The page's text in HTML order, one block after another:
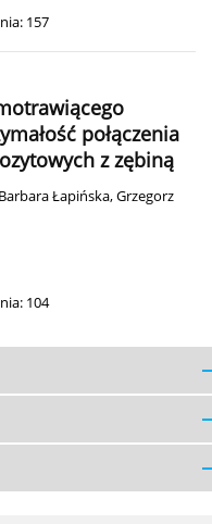
157
połączenia
z zębiną
Barbara Łapińska,Grzegorz
104